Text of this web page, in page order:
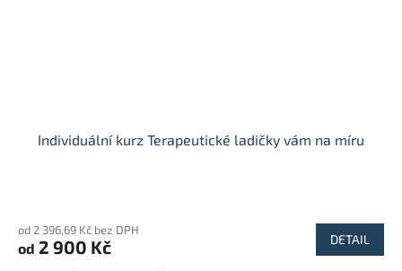
Individuální kurz Terapeutické ladičky vám na míru
od 2 396,69 Kč bez DPH
od 2 900 Kč DETAIL